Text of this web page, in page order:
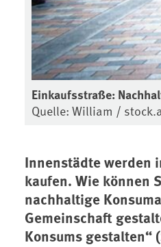
Einkaufsstraße:
Quelle: William /
Innenstädte werden
kaufen. Wie können
nachhaltige
Gemeinschaft
Konsums gestalten“